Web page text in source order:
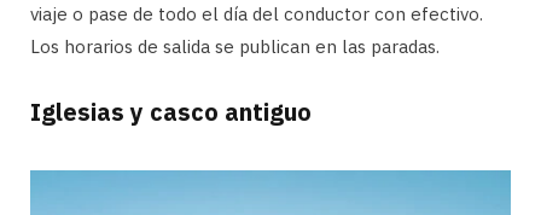
viaje o pase de todo el día del conductor con efectivo.
Los horarios de salida se publican en las paradas.
Iglesias y casco antiguo